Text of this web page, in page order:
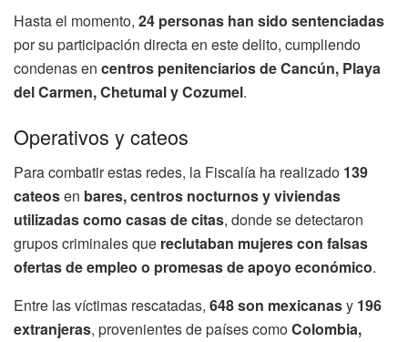
Hasta el momento, 24 personas han sido sentenciadas
por su participación directa en este delito, cumpliendo
condenas en centros penitenciarios de Cancún, Playa
del Carmen, Chetumal y Cozumel.
Operativos y cateos
Para combatir estas redes, la Fiscalía ha realizado 139
cateosen bares, centros nocturnos y viviendas
utilizadas como casas de citas, donde se detectaron
grupos criminales que reclutaban mujeres con falsas
ofertas de empleo o promesas de apoyo económico.
Entre las víctimas rescatadas, 648 son mexicanasy 196
extranjeras, provenientes de países comoColombia,